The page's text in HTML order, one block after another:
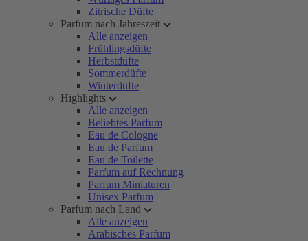
Zitrische Düfte
Parfum nach Jahreszeit
Alle anzeigen
Frühlingsdüfte
Herbstdüfte
Sommerdüfte
Winterdüfte
Highlights
Alle anzeigen
Beliebtes Parfum
Eau de Cologne
Eau de Parfum
Eau de Toilette
Parfum auf Rechnung
Parfum Miniaturen
Unisex Parfum
Parfum nach Land
Alle anzeigen
Arabisches Parfum